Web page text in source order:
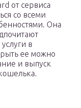
от сервиса
со всеми
Она
в
ее можно
и выпуск